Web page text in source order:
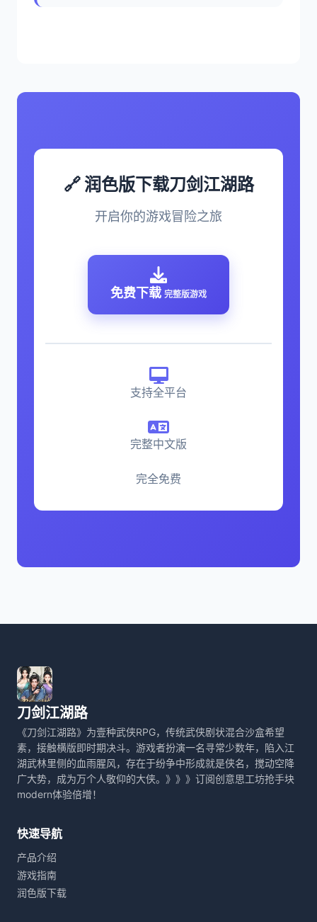
🔗 润色版下载刀剑江湖路
开启你的游戏冒险之旅
免费下载 完整版游戏
支持全平台
完整中文版
完全免费
刀剑江湖路
《刀剑江湖路》为壹种武侠RPG，传统武侠剧状混合沙盒希望
素，接触横版即时期决斗。游戏者扮演一名寻常少数年，陷入江
湖武林里侧的血雨腥风，存在于纷争中形成就是侠名，搅动空降
广大势，成为万个人敬仰的大侠。》》》订阅创意思工坊抢手块
modern体验倍增！
快速导航
产品介绍
游戏指南
润色版下载